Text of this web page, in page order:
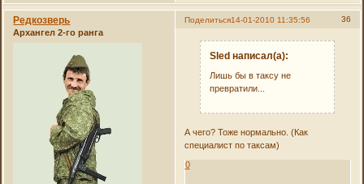
Поделиться 36
14-01-2010 11:35:56
Редкозверь
Архангел 2-го ранга
Sled написал(а):
Лишь бы в таксу не
превратили...
А чего? Тоже нормально. (Как
специалист по таксам)
0